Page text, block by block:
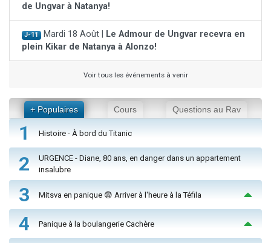
de Ungvar à Natanya!
J-11 Mardi 18 Août |
Le Admour de Ungvar recevra en
plein Kikar de Natanya à Alonzo!
Voir tous les événements à venir
+ Populaires Cours Questions au Rav
1 Histoire - À bord du Titanic
2
URGENCE - Diane, 80 ans, en danger dans un appartement
insalubre
3 Mitsva en panique 😨 Arriver à l'heure à la Téfila
4 Panique à la boulangerie Cachère